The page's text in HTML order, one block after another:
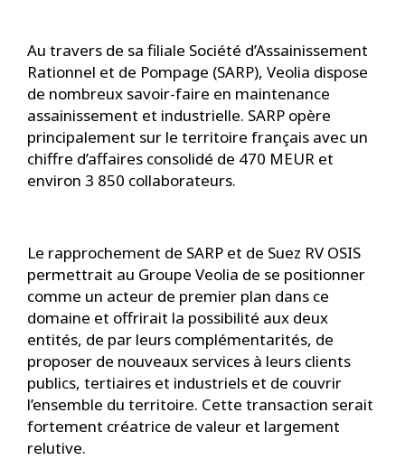
Au travers de sa filiale Société d’Assainissement
Rationnel et de Pompage (SARP), Veolia dispose
de nombreux savoir-faire en maintenance
assainissement et industrielle. SARP opère
principalement sur le territoire français avec un
chiffre d’affaires consolidé de 470 MEUR et
environ 3 850 collaborateurs.
Le rapprochement de SARP et de Suez RV OSIS
permettrait au Groupe Veolia de se positionner
comme un acteur de premier plan dans ce
domaine et offrirait la possibilité aux deux
entités, de par leurs complémentarités, de
proposer de nouveaux services à leurs clients
publics, tertiaires et industriels et de couvrir
l’ensemble du territoire. Cette transaction serait
fortement créatrice de valeur et largement
relutive.